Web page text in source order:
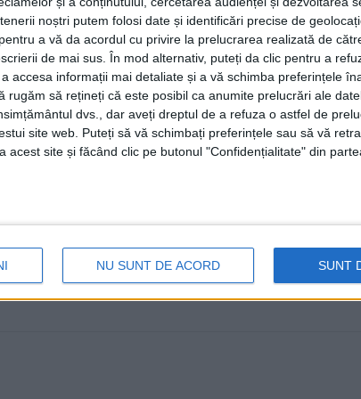
noștri putem folosi date și identificări precise de
a vă da acordul cu privire la prelucrarea realizată de
de mai sus. În mod alternativ, puteți da clic pentru a
accesa informații mai detaliate și a vă schimba preferințele
rugăm să rețineți că este posibil ca anumite prelucrări ale
dvs., dar aveți dreptul de a refuza o astfel de
site web. Puteți să vă schimbați preferințele sau să vă
acest site și făcând clic pe butonul "Confidențialitate" din
NU SUNT DE ACORD SUNT
electoratului, în perspectiva
Ion Lungu se află la cel de-al
8 NOIEMBRIE, 2023
Primarul PNL al Sucevei, Ion Lungu, susține că are
alegerile locale de ...